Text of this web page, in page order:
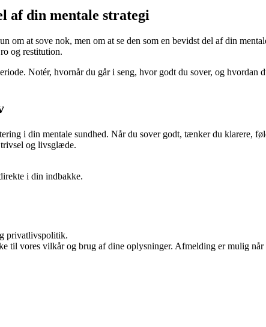
af din mentale strategi
om at sove nok, men om at se den som en bevidst del af din
og restitution.
Notér, hvornår du går i seng, hvor godt du sover, og
i din mentale sundhed. Når du sover godt, tænker du klarere,
og livsglæde.
i din indbakke.
privatlivspolitik.
til vores vilkår og brug af dine oplysninger. Afmelding er mulig når